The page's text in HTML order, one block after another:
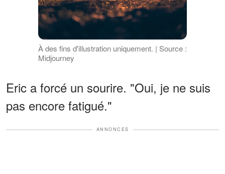
À des fins d'illustration uniquement. | Source :
Midjourney
Eric a forcé un sourire. "Oui, je ne suis
pas encore fatigué."
ANNONCES